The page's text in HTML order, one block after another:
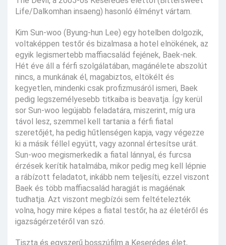
Life/Dalkomhan insaeng) hasonló élményt vártam.
Kim Sun-woo (Byung-hun Lee) egy hotelben dolgozik,
voltaképpen testőr és bizalmasa a hotel elnökének, az
egyik legismertebb maffiacsalád fejének, Baek-nek.
Hét éve áll a férfi szolgálatában, magánélete abszolút
nincs, a munkának él, magabiztos, eltökélt és
kegyetlen, mindenki csak profizmusáról ismeri, Baek
pedig legszemélyesebb titkaiba is beavatja. Így kerül
sor Sun-woo legújabb feladatára, miszerint, míg ura
távol lesz, szemmel kell tartania a férfi fiatal
szeretőjét, ha pedig hűtlenségen kapja, vagy végezze
ki a másik féllel együtt, vagy azonnal értesítse urát.
Sun-woo megismerkedik a fiatal lánnyal, és furcsa
érzések kerítik hatalmába, mikor pedig meg kell lépnie
a rábízott feladatot, inkább nem teljesíti, ezzel viszont
Baek és több maffiacsalád haragját is magáénak
tudhatja. Azt viszont megbízói sem feltételezték
volna, hogy mire képes a fiatal testőr, ha az életéről és
igazságérzetéről van szó.
Tiszta és egyszerű bosszúfilm a Keserédes élet,